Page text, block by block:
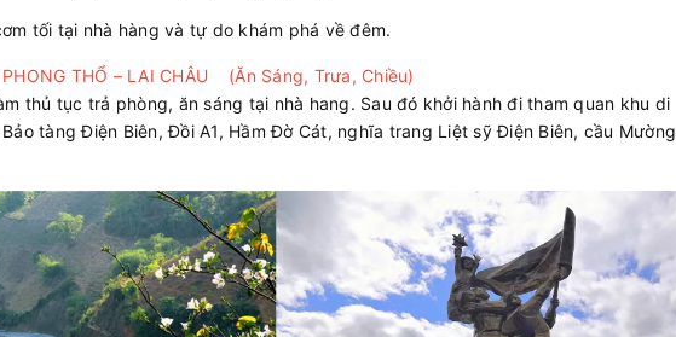
tối tại nhà hàng và tự do khám phá về đêm.
THỔ – LAI CHÂU (Ăn Sáng, Trưa, Chiều)
thủ tục trả phòng, ăn sáng tại nhà hang. Sau đó khởi hành đi tham quan khu di
tàng Điện Biên, Đồi A1, Hầm Đờ Cát, nghĩa trang Liệt sỹ Điện Biên, cầu Mường